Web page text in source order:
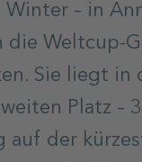
– in
Weltcup-
Sie liegt in
Platz –
auf der